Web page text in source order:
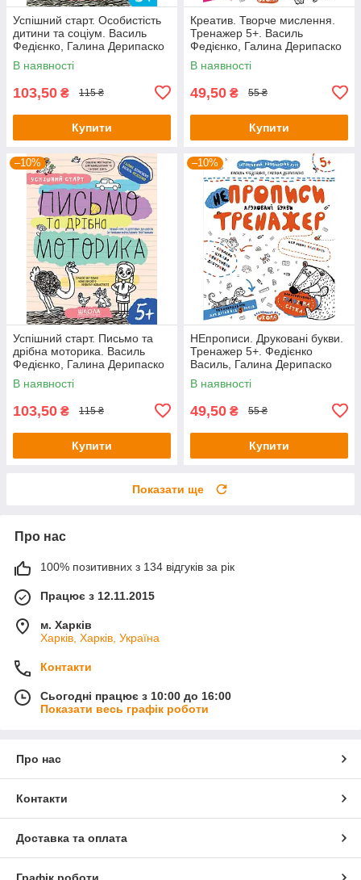
Успішний старт. Особистість
дитини та соціум. Василь
Федієнко, Галина Дерипаско
В наявності
103,50 ₴ 115 ₴
Купити
Креатив. Творче мислення.
Тренажер 5+. Василь
Федієнко, Галина Дерипаско
В наявності
49,50 ₴ 55 ₴
Купити
–10%
Успішний старт. Письмо та
дрібна моторика. Василь
Федієнко, Галина Дерипаско
В наявності
103,50 ₴ 115 ₴
Купити
–10%
НЕпрописи. Друковані букви.
Тренажер 5+. Федієнко
Василь, Галина Дерипаско
В наявності
49,50 ₴ 55 ₴
Купити
Показати ще
Про нас
100% позитивних з 134 відгуків за рік
Працює з 12.11.2015
м. Харків
Харків, Харків, Україна
Контакти
Сьогодні працює з 10:00 до 16:00
Показати весь графік роботи
Про нас
Контакти
Доставка та оплата
Графік роботи